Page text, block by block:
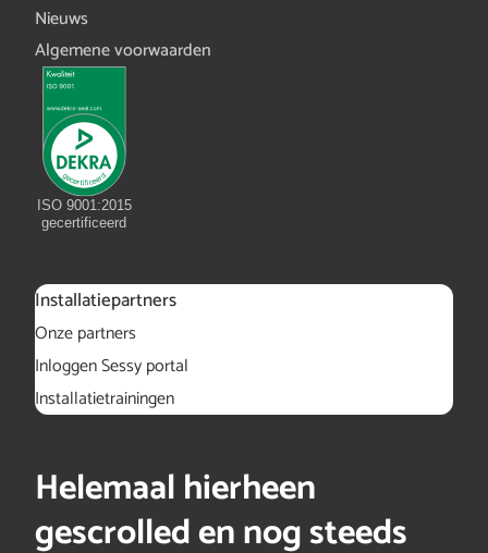
Nieuws
Algemene voorwaarden
ISO 9001:2015
gecertificeerd
Installatiepartners
Onze partners
Inloggen Sessy portal
Installatietrainingen
Helemaal hierheen
gescrolled en nog steeds